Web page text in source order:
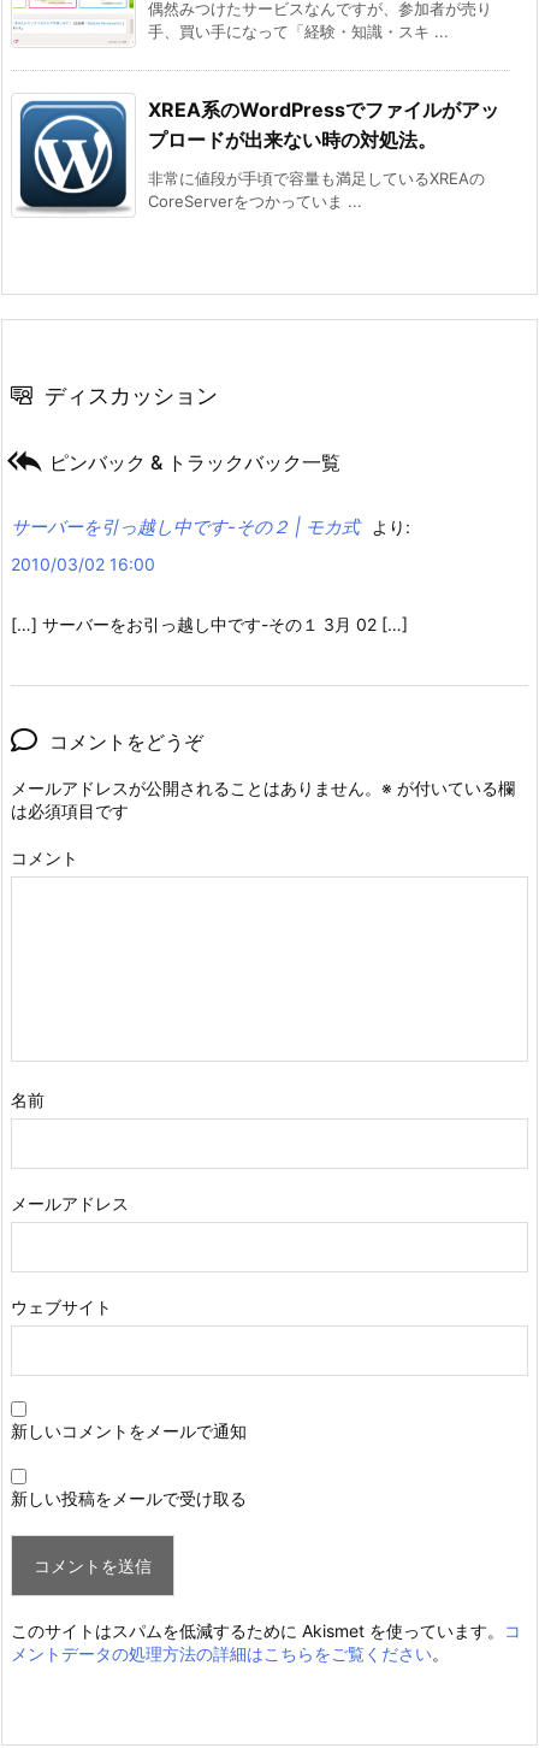
偶然みつけたサービスなんですが、参加者が売り
手、買い手になって「経験・知識・スキ ...
XREA系のWordPressでファイルがアッ
プロードが出来ない時の対処法。
非常に値段が手頃で容量も満足しているXREAの
CoreServerをつかっていま ...
ディスカッション
 ピンバック & トラックバック一覧
サーバーを引っ越し中です-その２ | モカ式
より:
2010/03/02 16:00
[…] サーバーをお引っ越し中です-その１ 3月 02 […]
コメントをどうぞ
メールアドレスが公開されることはありません。 ※ が付いている欄
は必須項目です
コメント
名前
メールアドレス
ウェブサイト
新しいコメントをメールで通知
新しい投稿をメールで受け取る
このサイトはスパムを低減するために Akismet を使っています。
コ
メントデータの処理方法の詳細はこちらをご覧ください。